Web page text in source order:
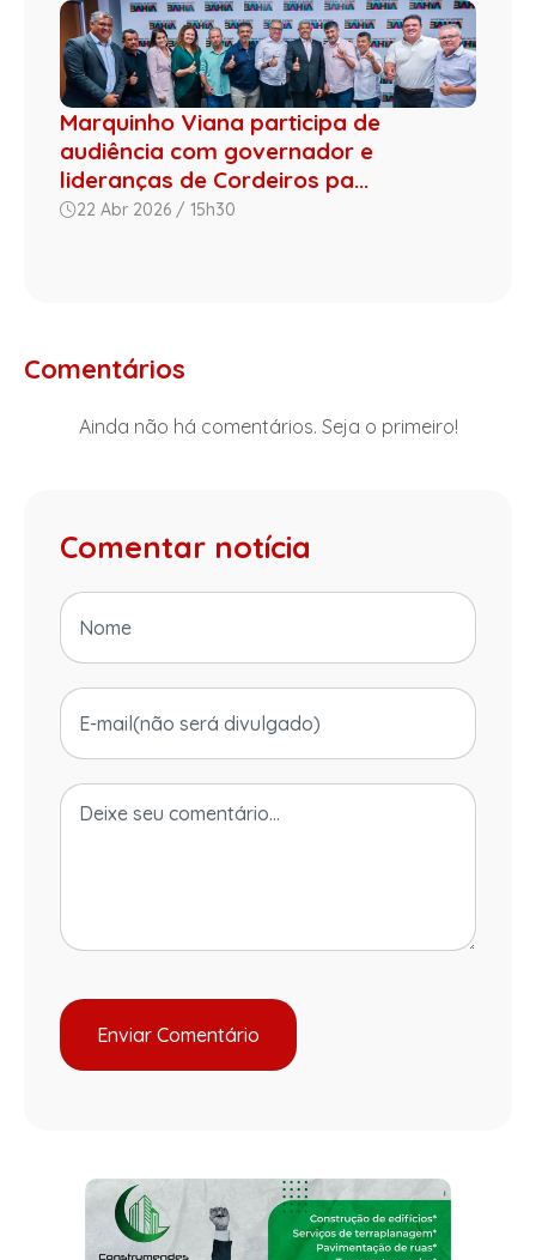
Marquinho Viana participa de
audiência com governador e
lideranças de Cordeiros pa...
22 Abr 2026 / 15h30
Comentários
Ainda não há comentários. Seja o primeiro!
Comentar notícia